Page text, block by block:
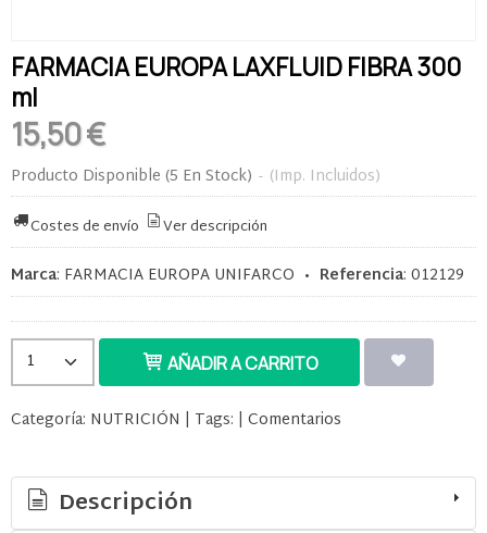
FARMACIA EUROPA LAXFLUID FIBRA 300
ml
15,50 €
Producto Disponible (5 En Stock) - (Imp. Incluidos)
Costes de envío Ver descripción
Marca: FARMACIA EUROPA UNIFARCO • Referencia: 012129
AÑADIR A CARRITO
Categoría: NUTRICIÓN | Tags: | Comentarios
Descripción